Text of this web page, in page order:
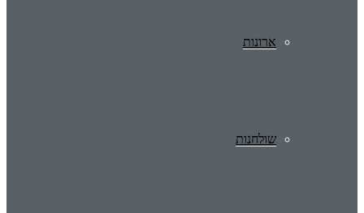
ארונות
שולחנות